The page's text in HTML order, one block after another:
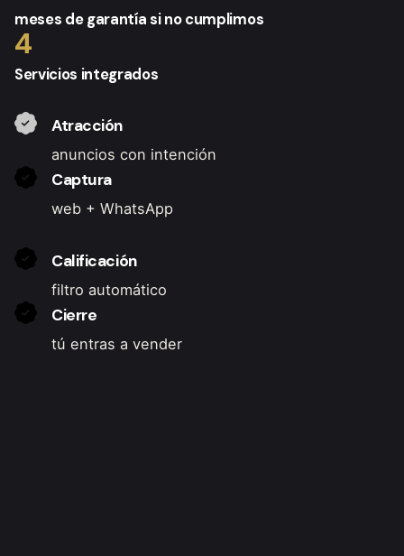
meses de garantía si no cumplimos
4
Servicios integrados
Atracción
anuncios con intención
Captura
web + WhatsApp
Calificación
filtro automático
Cierre
tú entras a vender